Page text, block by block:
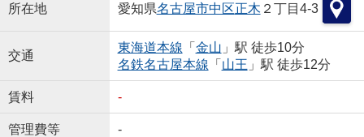
所在地 愛知県名古屋市中区正木 ２丁目4-3
交通
東海道本線 「 金山 」駅 徒歩10分
名鉄名古屋本線 「 山王 」駅 徒歩12分
賃料 -
管理費等 -